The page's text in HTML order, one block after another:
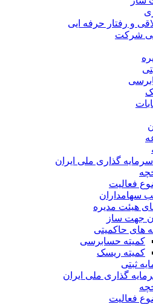
و رفتار حرفه ایی
شرکت
گذاری ملی ایران
فعالیت
سهامداران
هیئت مدیره
جهت ساز
های حاکمیتی
کمیته حسابرسی
کمیته ریسک
ثبتی
گذاری ملی ایران
فعالیت